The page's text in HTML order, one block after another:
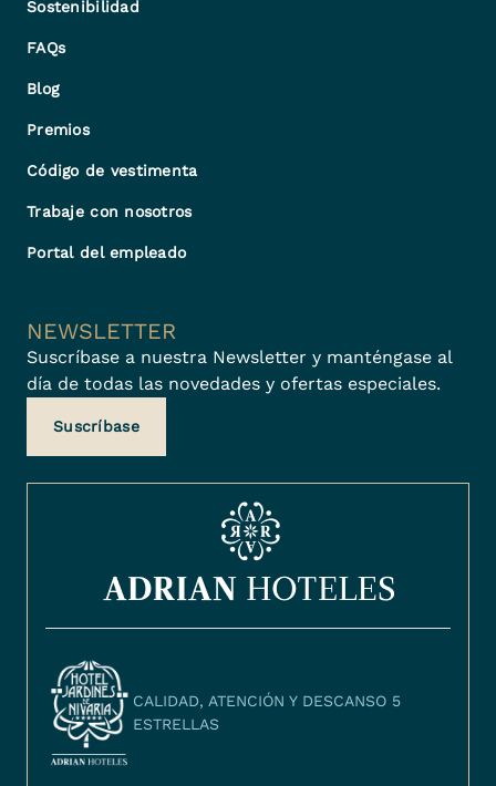
Sostenibilidad
FAQs
Blog
Premios
Código de vestimenta
Trabaje con nosotros
Portal del empleado
NEWSLETTER
Suscríbase a nuestra Newsletter y manténgase al
día de todas las novedades y ofertas especiales.
Suscríbase
CALIDAD, ATENCIÓN Y DESCANSO 5
ESTRELLAS